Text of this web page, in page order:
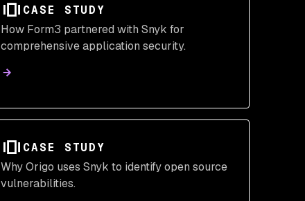
CASE STUDY
How Form3 partnered with Snyk for
comprehensive application security.
CASE STUDY
Why Origo uses Snyk to identify open source
vulnerabilities.